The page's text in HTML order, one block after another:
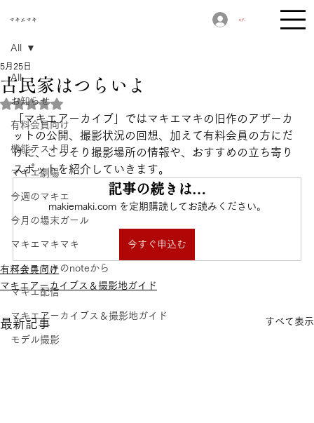
​マキエマキ ログイン
All
お知らせ
有料会員向け
機能テスト用
マキエ劇場
今週のマキエ
今月の場末ガール
マキエマキマキ
マキエマキのnoteから
マキエ配信
マキエアーカイブス＆撮影地ガイド
モデル撮影
All
古民家はつらいよ
5月25日
5つ星のうちNaNと評価されています。
「マキエアーカイブ」ではマキエマキの旧作のアザーカ
ットの公開、撮影状況の回想、加えて有料会員の方にだ
けに、こっそり撮影場所の情報や、おすすめの立ち寄り
スポットを紹介していきます。
記事の続きは…
makiemaki.com を定期購読してお読みください。
今すぐ申込む
有料会員向け
マキエアーカイブス＆撮影地ガイド
最新記事 すべて表示